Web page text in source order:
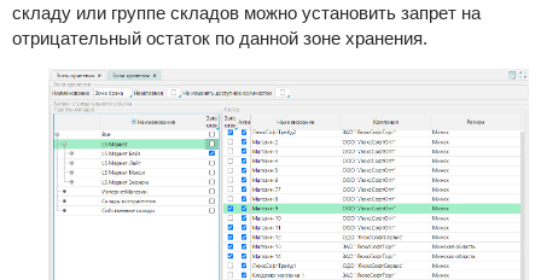
складу или группе складов можно установить запрет на
отрицательный остаток по данной зоне хранения.